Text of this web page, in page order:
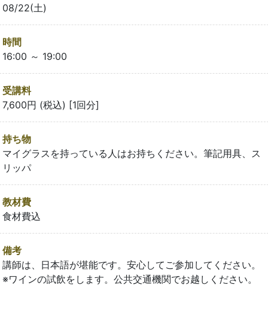
08/22(土)
時間
16:00 ～ 19:00
受講料
7,600円 (税込) [1回分]
持ち物
マイグラスを持っている人はお持ちください。筆記用具、ス
リッパ
教材費
食材費込
備考
講師は、日本語が堪能です。安心してご参加してください。
※ワインの試飲をします。公共交通機関でお越しください。